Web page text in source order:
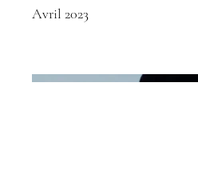
Avril 2023